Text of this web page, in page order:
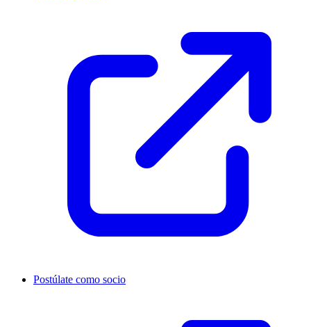
Postúlate como socio